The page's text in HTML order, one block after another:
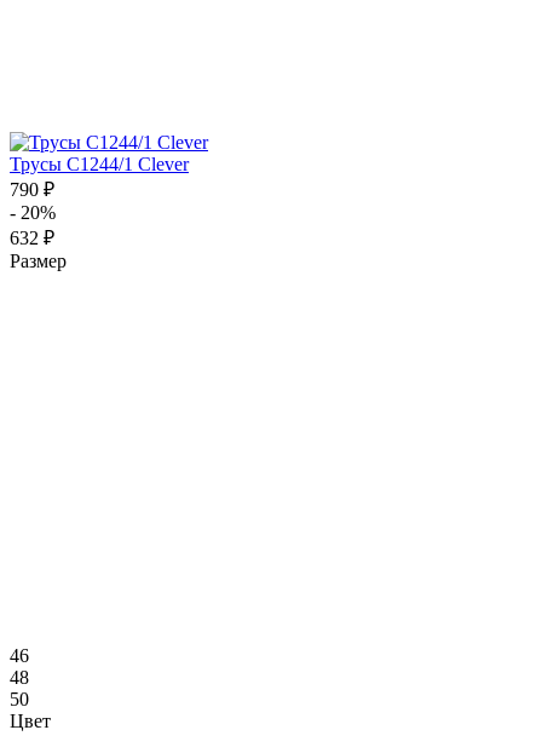
Трусы C1244/1 Clever
790 ₽
- 20%
632 ₽
Размер
46
48
50
Цвет